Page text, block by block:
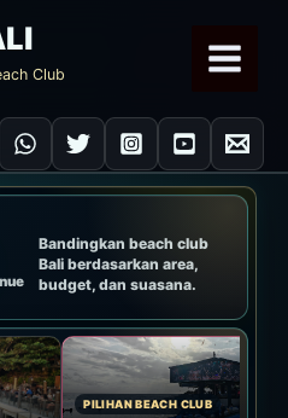
Club
Bandingkan beach club
Bali berdasarkan area,
budget, dan suasana.
PILIHAN BEACH CLUB